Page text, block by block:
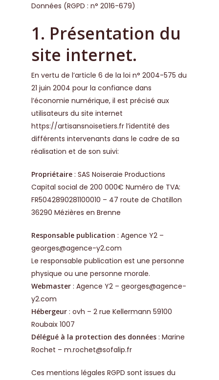
Données (RGPD : n° 2016-679)
1. Présentation du
site internet.
En vertu de l’article 6 de la loi n° 2004-575 du
21 juin 2004 pour la confiance dans
l’économie numérique, il est précisé aux
utilisateurs du site internet
https://artisansnoisetiers.fr l’identité des
différents intervenants dans le cadre de sa
réalisation et de son suivi:
Propriétaire : SAS Noiseraie Productions
Capital social de 200 000€ Numéro de TVA:
FR5042890281100010 – 47 route de Chatillon
36290 Mézières en Brenne
Responsable publication : Agence Y2 –
georges@agence-y2.com
Le responsable publication est une personne
physique ou une personne morale.
Webmaster : Agence Y2 – georges@agence-
y2.com
Hébergeur : ovh – 2 rue Kellermann 59100
Roubaix 1007
Délégué à la protection des données : Marine
Rochet – m.rochet@sofalip.fr
Ces mentions légales RGPD sont issues du